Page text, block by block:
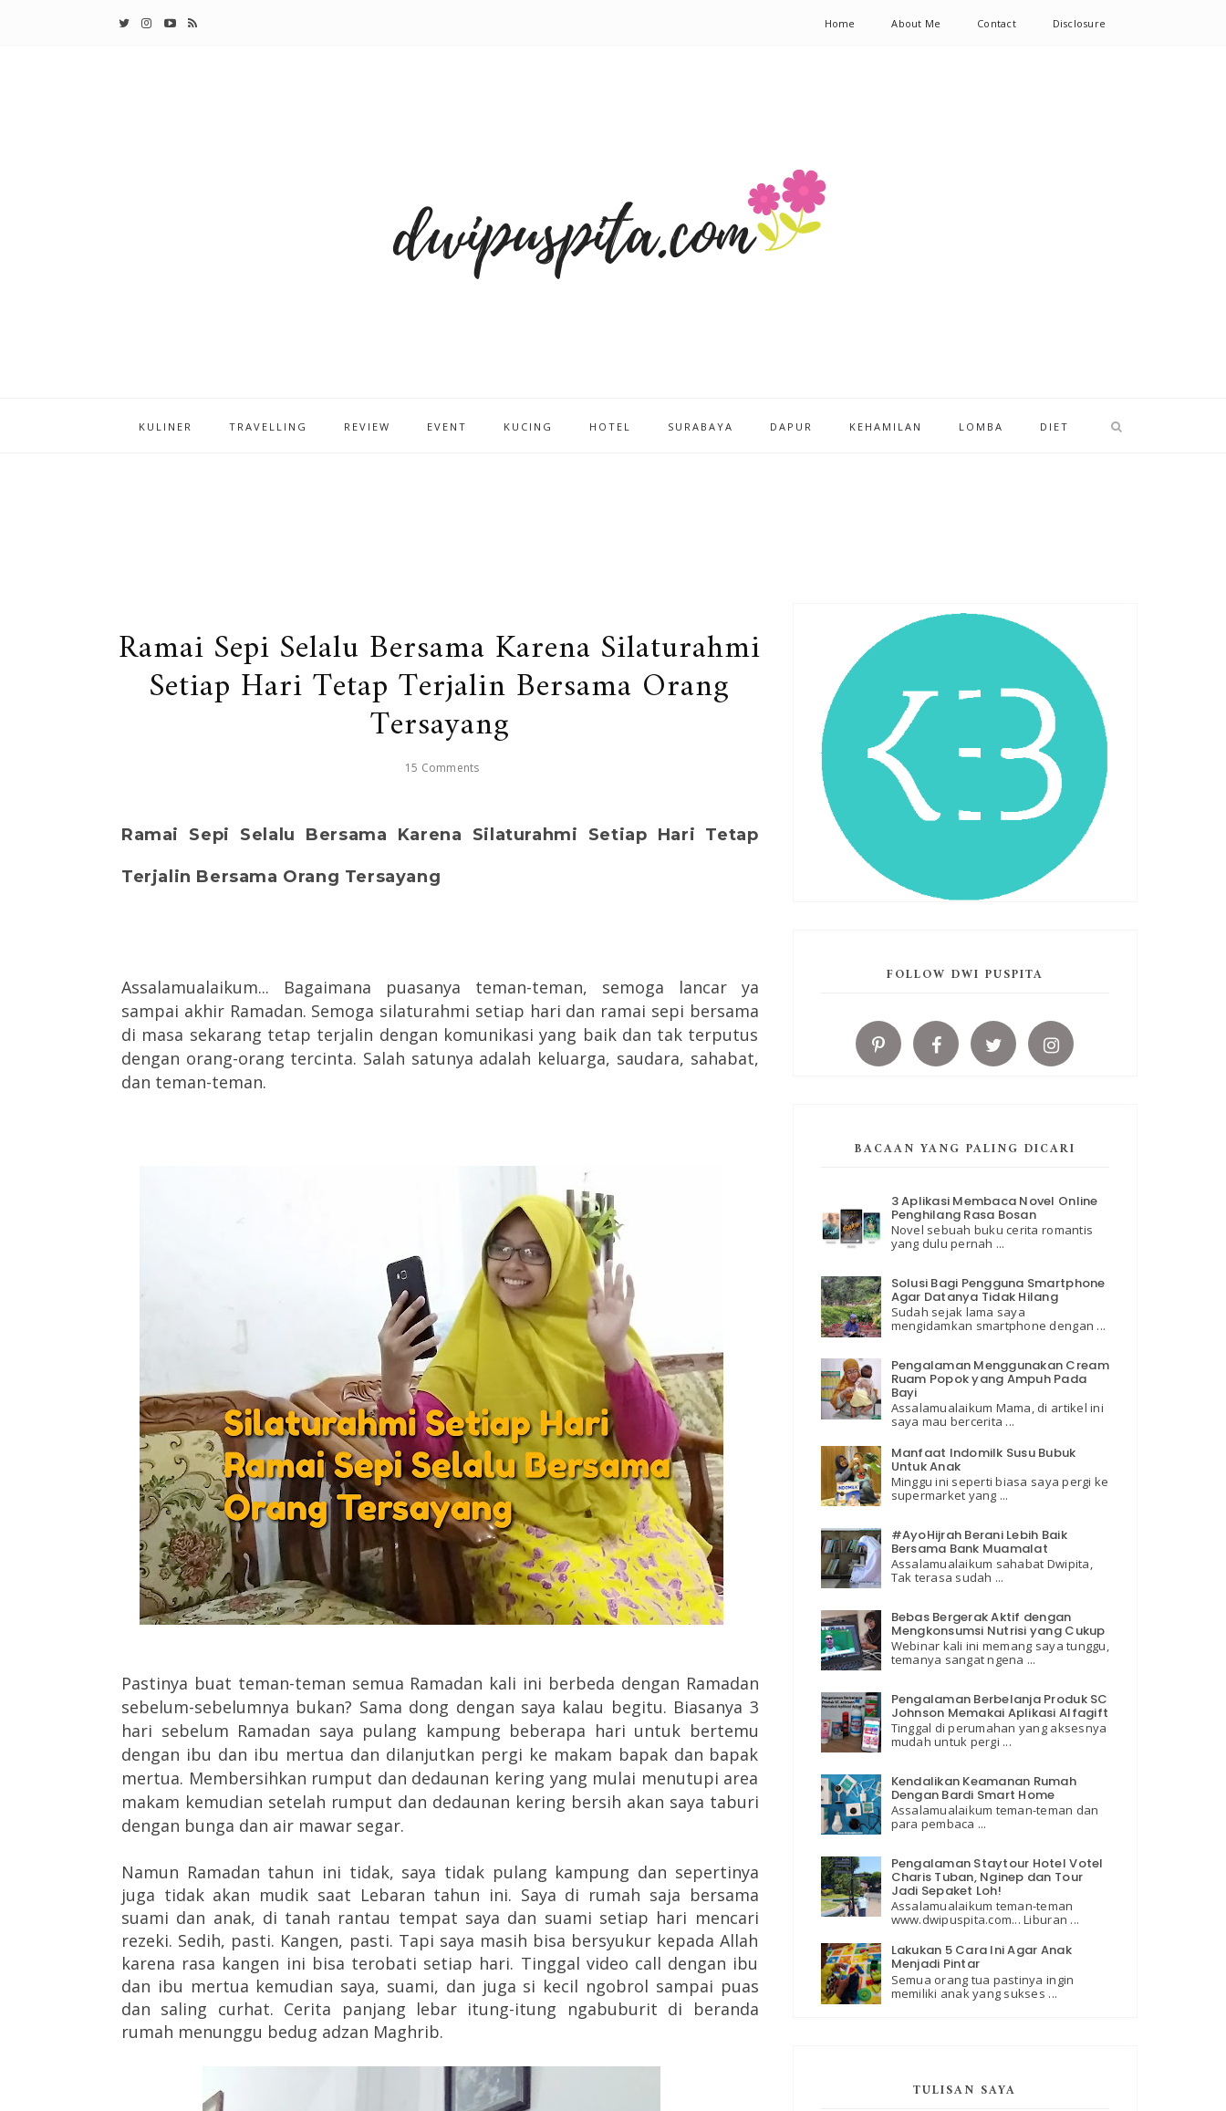
Home About Me Contact Disclosure
KULINER TRAVELLING REVIEW EVENT KUCING HOTEL SURABAYA DAPUR KEHAMILAN LOMBA DIET
Ramai Sepi Selalu Bersama Karena Silaturahmi
Setiap Hari Tetap Terjalin Bersama Orang
Tersayang
15 Comments
Ramai Sepi Selalu Bersama Karena Silaturahmi Setiap Hari Tetap
Terjalin Bersama Orang Tersayang
Assalamualaikum... Bagaimana puasanya teman-teman, semoga lancar ya
sampai akhir Ramadan. Semoga silaturahmi setiap hari dan ramai sepi bersama
di masa sekarang tetap terjalin dengan komunikasi yang baik dan tak terputus
dengan orang-orang tercinta. Salah satunya adalah keluarga, saudara, sahabat,
dan teman-teman.
Pastinya buat teman-teman semua Ramadan kali ini berbeda dengan Ramadan
sebelum-sebelumnya bukan? Sama dong dengan saya kalau begitu. Biasanya 3
hari sebelum Ramadan saya pulang kampung beberapa hari untuk bertemu
dengan ibu dan ibu mertua dan dilanjutkan pergi ke makam bapak dan bapak
mertua. Membersihkan rumput dan dedaunan kering yang mulai menutupi area
makam kemudian setelah rumput dan dedaunan kering bersih akan saya taburi
dengan bunga dan air mawar segar.
Namun Ramadan tahun ini tidak, saya tidak pulang kampung dan sepertinya
juga tidak akan mudik saat Lebaran tahun ini. Saya di rumah saja bersama
suami dan anak, di tanah rantau tempat saya dan suami setiap hari mencari
rezeki. Sedih, pasti. Kangen, pasti. Tapi saya masih bisa bersyukur kepada Allah
karena rasa kangen ini bisa terobati setiap hari. Tinggal video call dengan ibu
dan ibu mertua kemudian saya, suami, dan juga si kecil ngobrol sampai puas
dan saling curhat. Cerita panjang lebar itung-itung ngabuburit di beranda
rumah menunggu bedug adzan Maghrib.
FOLLOW DWI PUSPITA
BACAAN YANG PALING DICARI
3 Aplikasi Membaca Novel Online
Penghilang Rasa Bosan
Novel sebuah buku cerita romantis
yang dulu pernah ...
Solusi Bagi Pengguna Smartphone
Agar Datanya Tidak Hilang
Sudah sejak lama saya
mengidamkan smartphone dengan ...
Pengalaman Menggunakan Cream
Ruam Popok yang Ampuh Pada
Bayi
Assalamualaikum Mama, di artikel ini
saya mau bercerita ...
Manfaat Indomilk Susu Bubuk
Untuk Anak
Minggu ini seperti biasa saya pergi ke
supermarket yang ...
#AyoHijrah Berani Lebih Baik
Bersama Bank Muamalat
Assalamualaikum sahabat Dwipita,
Tak terasa sudah ...
Bebas Bergerak Aktif dengan
Mengkonsumsi Nutrisi yang Cukup
Webinar kali ini memang saya tunggu,
temanya sangat ngena ...
Pengalaman Berbelanja Produk SC
Johnson Memakai Aplikasi Alfagift
Tinggal di perumahan yang aksesnya
mudah untuk pergi ...
Kendalikan Keamanan Rumah
Dengan Bardi Smart Home
Assalamualaikum teman-teman dan
para pembaca ...
Pengalaman Staytour Hotel Votel
Charis Tuban, Nginep dan Tour
Jadi Sepaket Loh!
Assalamualaikum teman-teman
www.dwipuspita.com... Liburan ...
Lakukan 5 Cara Ini Agar Anak
Menjadi Pintar
Semua orang tua pastinya ingin
memiliki anak yang sukses ...
TULISAN SAYA